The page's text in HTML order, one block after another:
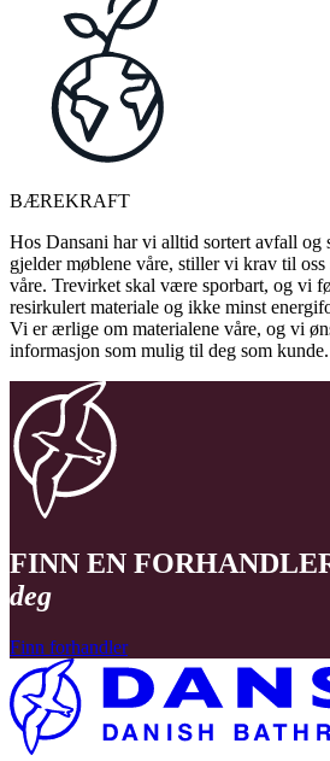
BÆREKRAFT
Hos Dansani har vi alltid sortert avfall og
gjelder møblene våre, stiller vi krav til
våre. Trevirket skal være sporbart, og vi
resirkulert materiale og ikke minst
Vi er ærlige om materialene våre, og vi
informasjon som mulig til deg som kunde.
FINN EN
deg
Finn forhandler